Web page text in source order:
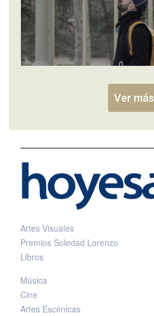
Ver más
Artes Visuales
Premios Soledad Lorenzo
Libros
Música
Cine
Artes Escénicas